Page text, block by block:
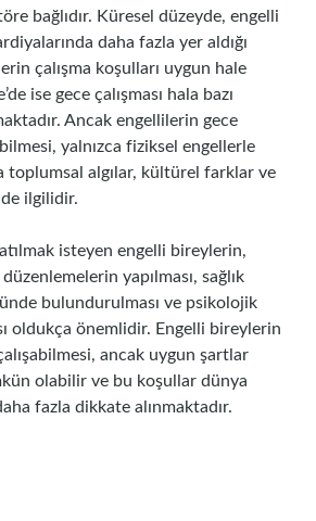
bağlıdır. Küresel düzeyde, engelli
daha fazla yer aldığı
çalışma koşulları uygun hale
ise gece çalışması hala bazı
Ancak engellilerin gece
yalnızca fiziksel engellerle
toplumsal algılar, kültürel farklar ve
ilgilidir.
isteyen engelli bireylerin,
yapılması, sağlık
bulundurulması ve psikolojik
oldukça önemlidir. Engelli bireylerin
ancak uygun şartlar
olabilir ve bu koşullar dünya
fazla dikkate alınmaktadır.